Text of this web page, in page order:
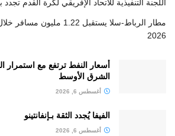
اللجنة التنفيذية للاتحاد الإفريقي لكرة القدم تجدد
مطار الرباط-سلا يستقبل 1.22
2026
أسعار النفط ترتفع مع استمرار
الشرق الأوسط
أغسطس 6, 2026
الفيفا يُجدد الثقة بـإنفانتينو
أغسطس 6, 2026